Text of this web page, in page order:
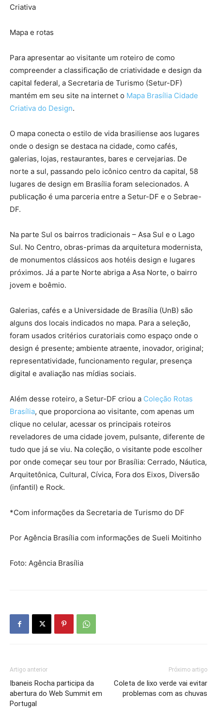
Criativa
Mapa e rotas
Para apresentar ao visitante um roteiro de como
compreender a classificação de criatividade e design da
capital federal, a Secretaria de Turismo (Setur-DF)
mantém em seu site na internet o Mapa Brasília Cidade
Criativa do Design.
O mapa conecta o estilo de vida brasiliense aos lugares
onde o design se destaca na cidade, como cafés,
galerias, lojas, restaurantes, bares e cervejarias. De
norte a sul, passando pelo icônico centro da capital, 58
lugares de design em Brasília foram selecionados. A
publicação é uma parceria entre a Setur-DF e o Sebrae-
DF.
Na parte Sul os bairros tradicionais – Asa Sul e o Lago
Sul. No Centro, obras-primas da arquitetura modernista,
de monumentos clássicos aos hotéis design e lugares
próximos. Já a parte Norte abriga a Asa Norte, o bairro
jovem e boêmio.
Galerias, cafés e a Universidade de Brasília (UnB) são
alguns dos locais indicados no mapa. Para a seleção,
foram usados critérios curatoriais como espaço onde o
design é presente; ambiente atraente, inovador, original;
representatividade, funcionamento regular, presença
digital e avaliação nas mídias sociais.
Além desse roteiro, a Setur-DF criou a Coleção Rotas
Brasília, que proporciona ao visitante, com apenas um
clique no celular, acessar os principais roteiros
reveladores de uma cidade jovem, pulsante, diferente de
tudo que já se viu. Na coleção, o visitante pode escolher
por onde começar seu tour por Brasília: Cerrado, Náutica,
Arquitetônica, Cultural, Cívica, Fora dos Eixos, Diversão
(infantil) e Rock.
*Com informações da Secretaria de Turismo do DF
Por Agência Brasília com informações de Sueli Moitinho
Foto: Agência Brasília
Artigo anterior
Ibaneis Rocha participa da
abertura do Web Summit em
Portugal
Próximo artigo
Coleta de lixo verde vai evitar
problemas com as chuvas